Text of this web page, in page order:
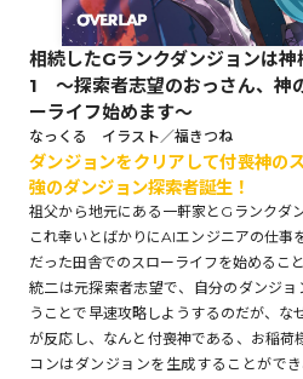
コミックク
リキューレ
コミックパル
相続したGランクダンジョンは
1 ～探索者志望のおっさん、神
ーライフ始めます～
なっくる イラスト／福きつね
ダンジョンをクリアして付喪神の
強のダンジョン探索者誕生！
祖父から地元にある一軒家とGランクダ
これ幸いとばかりにAIエンジニアの仕事
だった田舎でのスローライフを始めること
統二は元探索者志望で、自分のダンジ
うことで早速攻略しようするのだが、な
が反応し、なんと付喪神である、お稲
コンはダンジョンを生成することがで